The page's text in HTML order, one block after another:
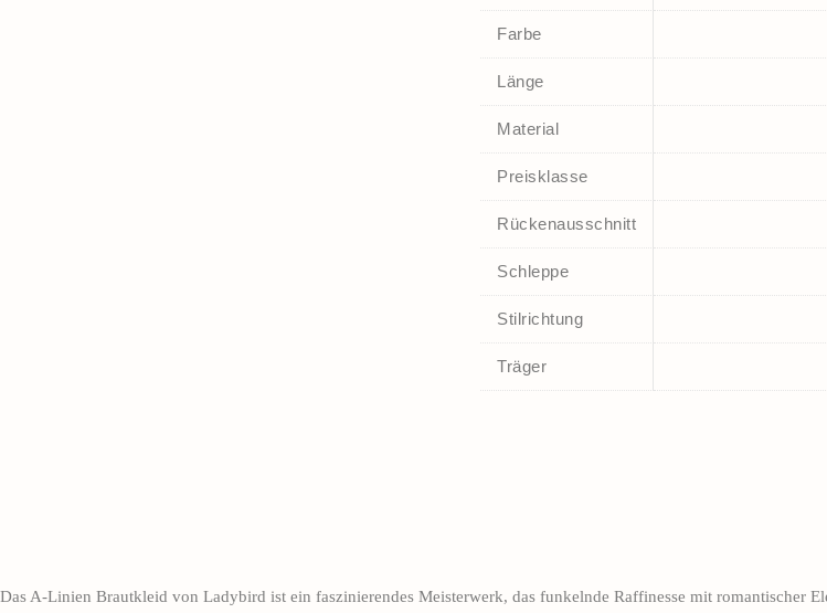
Farbe
Länge
Material
Preisklasse
Rückenausschnitt
Schleppe
Stilrichtung
Träger
Das A-Linien Brautkleid von Ladybird ist ein faszinierendes Meisterwerk, das funkelnde Raffinesse mit romantischer